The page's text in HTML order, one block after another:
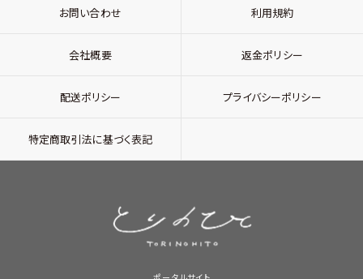
お問い合わせ 利用規約
会社概要 返金ポリシー
配送ポリシー プライバシーポリシー
特定商取引法に基づく表記